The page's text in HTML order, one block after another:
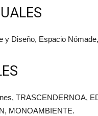
y Diseño, Espacio
TRASCENDERNOA,
MONOAMBIENTE.